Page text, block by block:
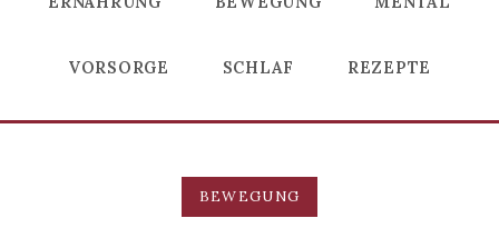
VORSORGE SCHLAF REZEPTE
BEWEGUNG